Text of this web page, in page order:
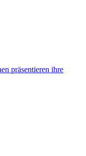
präsentieren ihre